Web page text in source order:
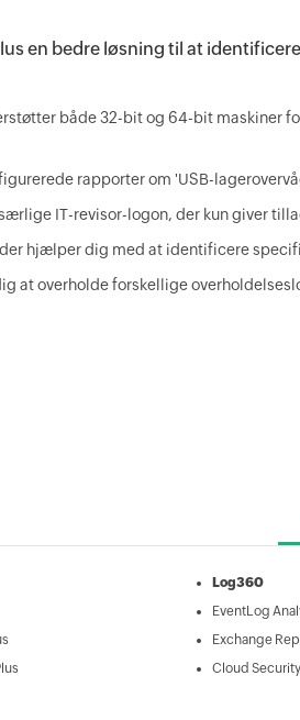
en bedre løsning til at
både 32-bit og 64-bit maskiner
rapporter om 'USB-
IT-revisor-logon, der kun giver
hjælper dig med at identificere
at overholde forskellige
Log360
EventLog
Exchange
Cloud